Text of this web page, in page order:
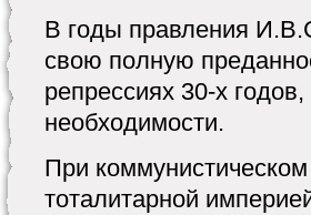
В годы правления
свою полную
репрессиях 30-х
необходимости.
При
тоталитарной